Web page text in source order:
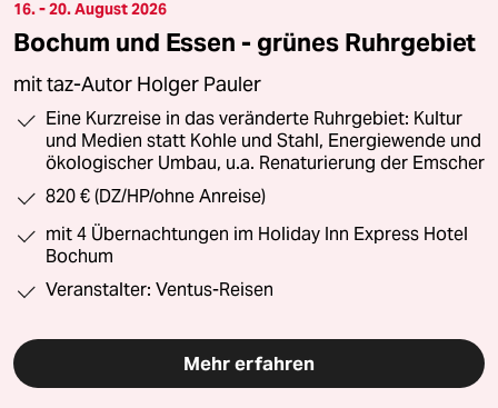
16. - 20. August 2026
Bochum und Essen - grünes Ruhrgebiet
mit taz-Autor Holger Pauler
Eine Kurzreise in das veränderte Ruhrgebiet: Kultur
und Medien statt Kohle und Stahl, Energiewende und
ökologischer Umbau, u.a. Renaturierung der Emscher
820 € (DZ/HP/ohne Anreise)
mit 4 Übernachtungen im Holiday Inn Express Hotel
Bochum
Veranstalter: Ventus-Reisen
Mehr erfahren